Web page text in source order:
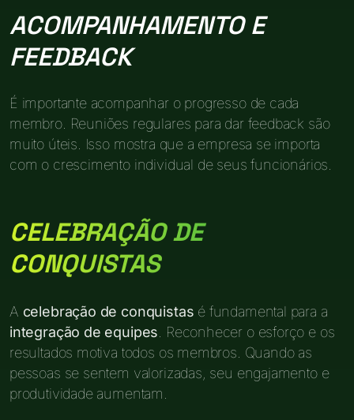
ACOMPANHAMENTO E
FEEDBACK
É importante acompanhar o progresso de cada
membro. Reuniões regulares para dar feedback são
muito úteis. Isso mostra que a empresa se importa
com o crescimento individual de seus funcionários.
CELEBRAÇÃO DE
CONQUISTAS
A celebração de conquistas é fundamental para a
integração de equipes . Reconhecer o esforço e os
resultados motiva todos os membros. Quando as
pessoas se sentem valorizadas, seu engajamento e
produtividade aumentam.